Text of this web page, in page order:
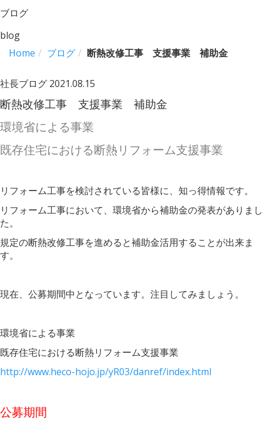
ブログ
blog
Home
ブログ 断熱改修工事 支援事業 補助金
社長ブログ 2021.08.15
断熱改修工事 支援事業 補助金
環境省による事業
既存住宅における断熱リフォーム支援事業
リフォーム工事を検討されている皆様に、知っ得情報です。
リフォーム工事において、環境省から補助金の発表がありまし
た。
規定の断熱改修工事を進めると補助金活用することが出来ま
す。
現在、公募期間中となっています。注目してみましょう。
環境省による事業
既存住宅における断熱リフォーム支援事業
http://www.heco-hojo.jp/yR03/danref/index.html
公募期間